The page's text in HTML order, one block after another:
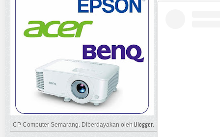
CP Computer Semarang. Diberdayakan oleh Blogger.